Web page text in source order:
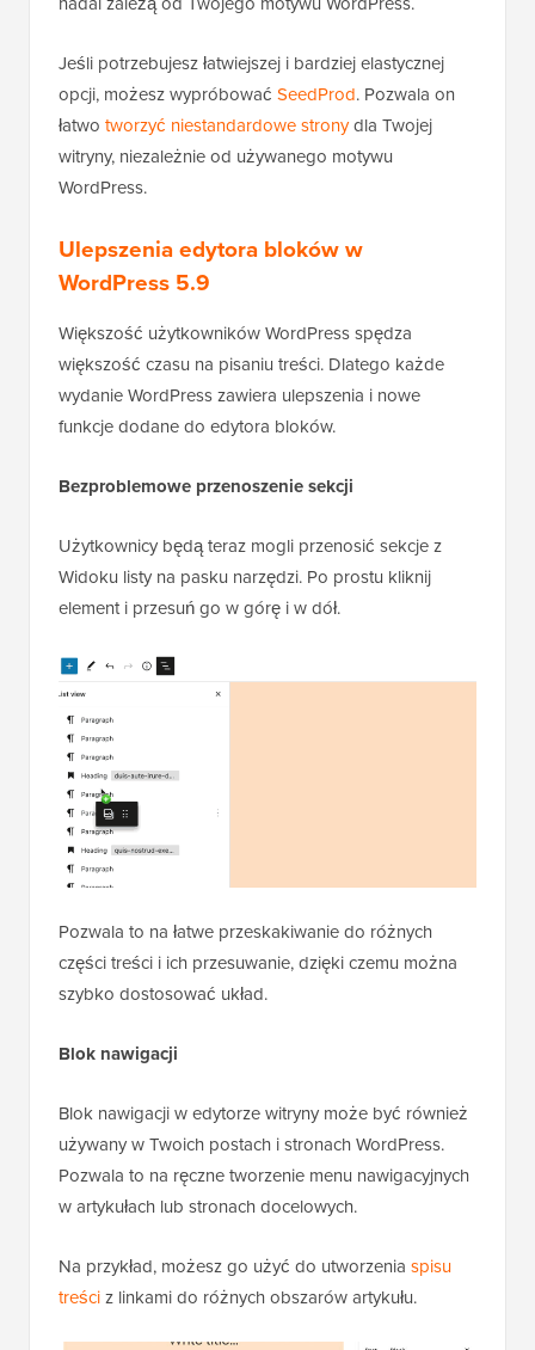
Jeśli potrzebujesz łatwiejszej i bardziej elastycznej
opcji, możesz wypróbować SeedProd. Pozwala on
łatwo tworzyć niestandardowe stronydla Twojej
witryny, niezależnie od używanego motywu
WordPress.
Ulepszenia edytora bloków w
WordPress 5.9
Większość użytkowników WordPress spędza
większość czasu na pisaniu treści. Dlatego każde
wydanie WordPress zawiera ulepszenia i nowe
funkcje dodane do edytora bloków.
Bezproblemowe przenoszenie sekcji
Użytkownicy będą teraz mogli przenosić sekcje z
Widoku listy na pasku narzędzi. Po prostu kliknij
element i przesuń go w górę i w dół.
Pozwala to na łatwe przeskakiwanie do różnych
części treści i ich przesuwanie, dzięki czemu można
szybko dostosować układ.
Blok nawigacji
Blok nawigacji w edytorze witryny może być również
używany w Twoich postach i stronach WordPress.
Pozwala to na ręczne tworzenie menu nawigacyjnych
w artykułach lub stronach docelowych.
Na przykład, możesz go użyć do utworzenia spisu
treściz linkami do różnych obszarów artykułu.